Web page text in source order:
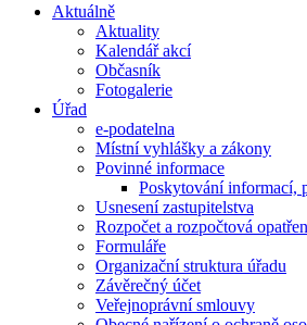
Aktuálně
Aktuality
Kalendář akcí
Občasník
Fotogalerie
Úřad
e-podatelna
Místní vyhlášky a zákony
Povinné informace
Poskytování informací,
Usnesení zastupitelstva
Rozpočet a rozpočtová
Formuláře
Organizační struktura úřadu
Závěrečný účet
Veřejnoprávní smlouvy